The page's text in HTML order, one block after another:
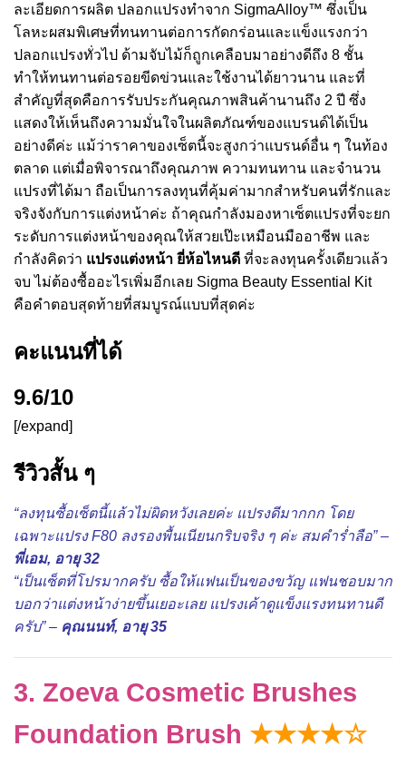
ละเอียดการผลิต ปลอกแปรงทำจาก SigmaAlloy™ ซึ่งเป็น
โลหะผสมพิเศษที่ทนทานต่อการกัดกร่อนและแข็งแรงกว่า
ปลอกแปรงทั่วไป ด้ามจับไม้ก็ถูกเคลือบมาอย่างดีถึง 8 ชั้น
ทำให้ทนทานต่อรอยขีดข่วนและใช้งานได้ยาวนาน และที่
สำคัญที่สุดคือการรับประกันคุณภาพสินค้านานถึง 2 ปี ซึ่ง
แสดงให้เห็นถึงความมั่นใจในผลิตภัณฑ์ของแบรนด์ได้เป็น
อย่างดีค่ะ แม้ว่าราคาของเซ็ตนี้จะสูงกว่าแบรนด์อื่น ๆ ในท้อง
ตลาด แต่เมื่อพิจารณาถึงคุณภาพ ความทนทาน และจำนวน
แปรงที่ได้มา ถือเป็นการลงทุนที่คุ้มค่ามากสำหรับคนที่รักและ
จริงจังกับการแต่งหน้าค่ะ ถ้าคุณกำลังมองหาเซ็ตแปรงที่จะยก
ระดับการแต่งหน้าของคุณให้สวยเป๊ะเหมือนมืออาชีพ และ
กำลังคิดว่า แปรงแต่งหน้า ยี่ห้อไหนดี ที่จะลงทุนครั้งเดียวแล้ว
จบ ไม่ต้องซื้ออะไรเพิ่มอีกเลย Sigma Beauty Essential Kit
คือคำตอบสุดท้ายที่สมบูรณ์แบบที่สุดค่ะ
คะแนนที่ได้
9.6/10
[/expand]
รีวิวสั้น ๆ
“ลงทุนซื้อเซ็ตนี้แล้วไม่ผิดหวังเลยค่ะ แปรงดีมากกก โดย
เฉพาะแปรง F80 ลงรองพื้นเนียนกริบจริง ๆ ค่ะ สมคำร่ำลือ” –
พี่เอม, อายุ 32
“เป็นเซ็ตที่โปรมากครับ ซื้อให้แฟนเป็นของขวัญ แฟนชอบมาก
บอกว่าแต่งหน้าง่ายขึ้นเยอะเลย แปรงเค้าดูแข็งแรงทนทานดี
ครับ” – คุณนนท์, อายุ 35
3. Zoeva Cosmetic Brushes
Foundation Brush ★★★★☆